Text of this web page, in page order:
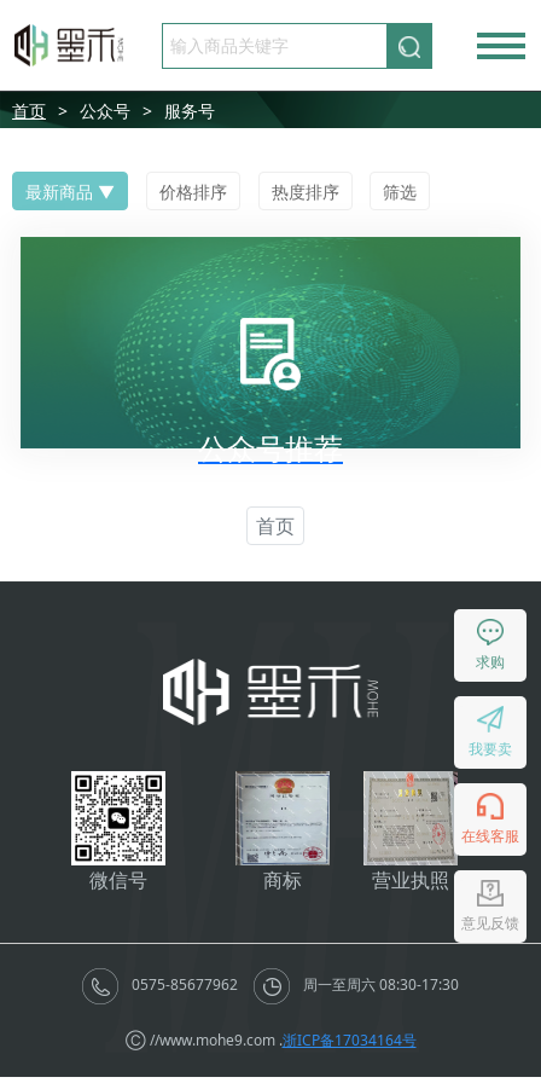
请先登录 免费注册
首页 > 公众号 > 服务号
筛选
最新商品 价格排序 热度排序
公众号推荐
首页
求购
我要卖
在线客服
意见反馈
0575-85677962 周一至周六 08:30-17:30
微信号 商标 营业执照
Ⓒ //www.mohe9.com .浙ICP备17034164号